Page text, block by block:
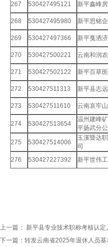
267 530427495121 新平鑫峰
268 530427495980 新平思铭
269 530427497366 新平戛洒
270 530427500221 云南和润
271 530427502122 新平百草
272 530427511313 新平县志
273 530427511610 云南哀牢
274 530427513654
温州建峰
平扬武分公
275 530427514006
玉溪暨达
司
276 530427227392 新平世伟
上一篇：
新平县专业技术职称考核认定
下一篇： 转发云南省2025年退休人员基